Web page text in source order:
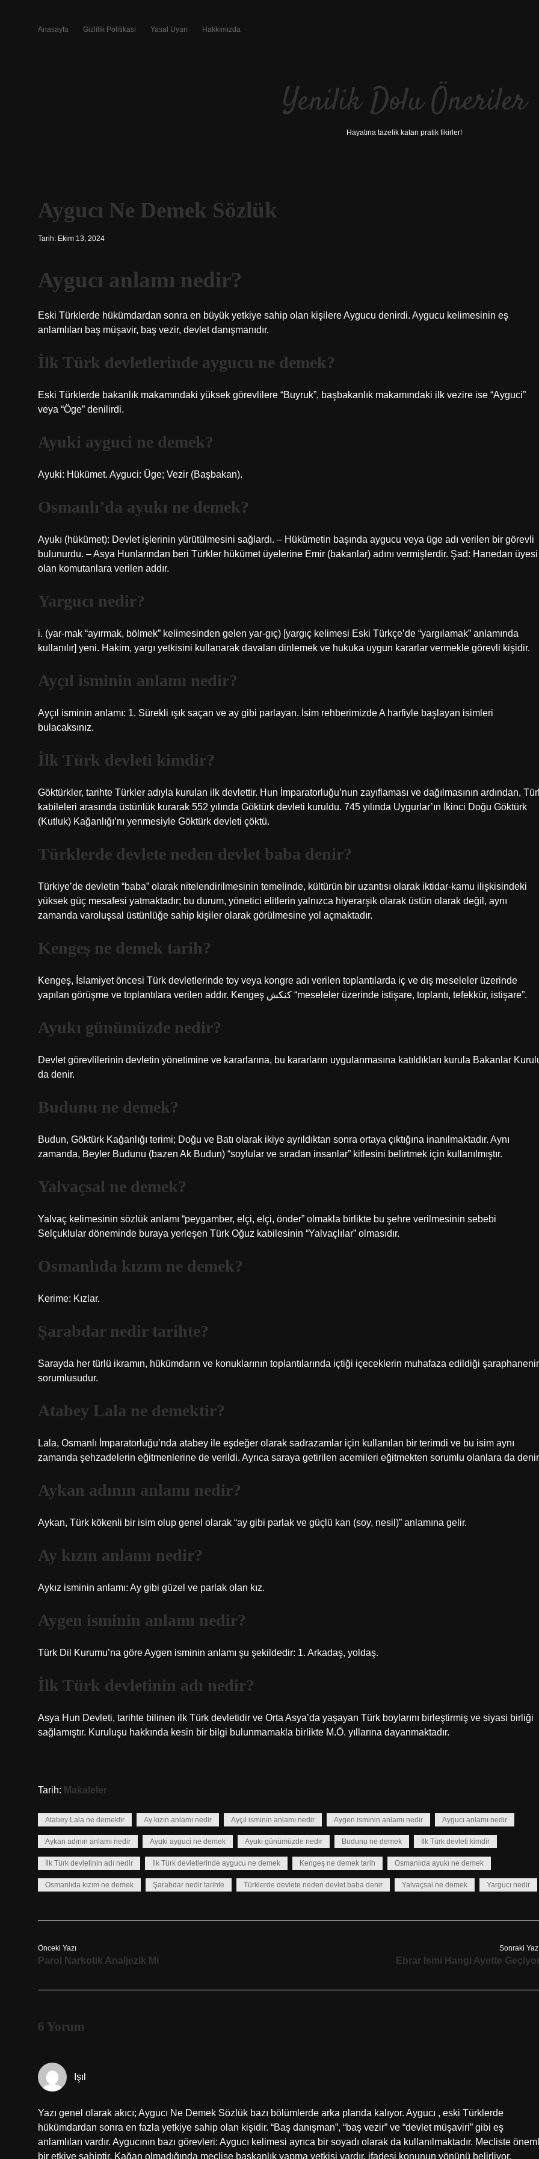
Anasayfa Gizlilik Politikası Yasal Uyarı Hakkımızda
Yenilik Dolu Öneriler
Hayatına tazelik katan pratik fikirler!
Aygucı Ne Demek Sözlük
Tarih: Ekim 13, 2024
Aygucı anlamı nedir?
Eski Türklerde hükümdardan sonra en büyük yetkiye sahip olan kişilere Aygucu denirdi. Aygucu kelimesinin eş
anlamlıları baş müşavir, baş vezir, devlet danışmanıdır.
İlk Türk devletlerinde aygucu ne demek?
Eski Türklerde bakanlık makamındaki yüksek görevlilere “Buyruk”, başbakanlık makamındaki ilk vezire ise “Ayguci”
veya “Öge” denilirdi.
Ayuki ayguci ne demek?
Ayuki: Hükümet. Ayguci: Üge; Vezir (Başbakan).
Osmanlı’da ayukı ne demek?
Ayukı (hükümet): Devlet işlerinin yürütülmesini sağlardı. – Hükümetin başında aygucu veya üge adı verilen bir görevli
bulunurdu. – Asya Hunlarından beri Türkler hükümet üyelerine Emir (bakanlar) adını vermişlerdir. Şad: Hanedan üyesi
olan komutanlara verilen addır.
Yargucı nedir?
i. (yar-mak “ayırmak, bölmek” kelimesinden gelen yar-gıç) [yargıç kelimesi Eski Türkçe’de “yargılamak” anlamında
kullanılır] yeni. Hakim, yargı yetkisini kullanarak davaları dinlemek ve hukuka uygun kararlar vermekle görevli kişidir.
Ayçıl isminin anlamı nedir?
Ayçıl isminin anlamı: 1. Sürekli ışık saçan ve ay gibi parlayan. İsim rehberimizde A harfiyle başlayan isimleri
bulacaksınız.
İlk Türk devleti kimdir?
Göktürkler, tarihte Türkler adıyla kurulan ilk devlettir. Hun İmparatorluğu’nun zayıflaması ve dağılmasının ardından,
kabileleri arasında üstünlük kurarak 552 yılında Göktürk devleti kuruldu. 745 yılında Uygurlar’ın İkinci Doğu Göktürk
(Kutluk) Kağanlığı’nı yenmesiyle Göktürk devleti çöktü.
Türklerde devlete neden devlet baba denir?
Türkiye’de devletin “baba” olarak nitelendirilmesinin temelinde, kültürün bir uzantısı olarak iktidar-kamu ilişkisindeki
yüksek güç mesafesi yatmaktadır; bu durum, yönetici elitlerin yalnızca hiyerarşik olarak üstün olarak değil, aynı
zamanda varoluşsal üstünlüğe sahip kişiler olarak görülmesine yol açmaktadır.
Kengeş ne demek tarih?
Kengeş, İslamiyet öncesi Türk devletlerinde toy veya kongre adı verilen toplantılarda iç ve dış meseleler üzerinde
yapılan görüşme ve toplantılara verilen addır. Kengeş كنكش “meseleler üzerinde istişare, toplantı, tefekkür, istişare”.
Ayukı günümüzde nedir?
Devlet görevlilerinin devletin yönetimine ve kararlarına, bu kararların uygulanmasına katıldıkları kurula Bakanlar
da denir.
Budunu ne demek?
Budun, Göktürk Kağanlığı terimi; Doğu ve Batı olarak ikiye ayrıldıktan sonra ortaya çıktığına inanılmaktadır. Aynı
zamanda, Beyler Budunu (bazen Ak Budun) “soylular ve sıradan insanlar” kitlesini belirtmek için kullanılmıştır.
Yalvaçsal ne demek?
Yalvaç kelimesinin sözlük anlamı “peygamber, elçi, elçi, önder” olmakla birlikte bu şehre verilmesinin sebebi
Selçuklular döneminde buraya yerleşen Türk Oğuz kabilesinin “Yalvaçlılar” olmasıdır.
Osmanlıda kızım ne demek?
Kerime: Kızlar.
Şarabdar nedir tarihte?
Sarayda her türlü ikramın, hükümdarın ve konuklarının toplantılarında içtiği içeceklerin muhafaza edildiği
sorumlusudur.
Atabey Lala ne demektir?
Lala, Osmanlı İmparatorluğu’nda atabey ile eşdeğer olarak sadrazamlar için kullanılan bir terimdi ve bu isim aynı
zamanda şehzadelerin eğitmenlerine de verildi. Ayrıca saraya getirilen acemileri eğitmekten sorumlu olanlara da
Aykan adının anlamı nedir?
Aykan, Türk kökenli bir isim olup genel olarak “ay gibi parlak ve güçlü kan (soy, nesil)” anlamına gelir.
Ay kızın anlamı nedir?
Aykız isminin anlamı: Ay gibi güzel ve parlak olan kız.
Aygen isminin anlamı nedir?
Türk Dil Kurumu’na göre Aygen isminin anlamı şu şekildedir: 1. Arkadaş, yoldaş.
İlk Türk devletinin adı nedir?
Asya Hun Devleti, tarihte bilinen ilk Türk devletidir ve Orta Asya’da yaşayan Türk boylarını birleştirmiş ve siyasi birliği
sağlamıştır. Kuruluşu hakkında kesin bir bilgi bulunmamakla birlikte M.Ö. yıllarına dayanmaktadır.
Tarih: Makaleler
Atabey Lala ne demektir Ay kızın anlamı nedir Ayçıl isminin anlamı nedir Aygen isminin anlamı nedir Aygucı anlamı nedir
Aykan adının anlamı nedir Ayuki ayguci ne demek Ayukı günümüzde nedir Budunu ne demek İlk Türk devleti kimdir
İlk Türk devletinin adı nedir İlk Türk devletlerinde aygucu ne demek Kengeş ne demek tarih Osmanlıda ayukı ne demek
Osmanlıda kızım ne demek Şarabdar nedir tarihte Türklerde devlete neden devlet baba denir Yalvaçsal ne demek Yargucı nedir
Önceki Yazı
Parol Narkotik Analjezik Mi
Sonraki
Ebrar Ismi Hangi Ayette
6 Yorum
Işıl
Yazı genel olarak akıcı; Aygucı Ne Demek Sözlük bazı bölümlerde arka planda kalıyor. Aygucı , eski Türklerde
hükümdardan sonra en fazla yetkiye sahip olan kişidir. “Baş danışman”, “baş vezir” ve “devlet müşaviri” gibi eş
anlamlıları vardır. Aygucının bazı görevleri: Aygucı kelimesi ayrıca bir soyadı olarak da kullanılmaktadır. Mecliste
bir etkiye sahiptir. Kağan olmadığında meclise başkanlık yapma yetkisi vardır. ifadesi konunun yönünü belirliyor.